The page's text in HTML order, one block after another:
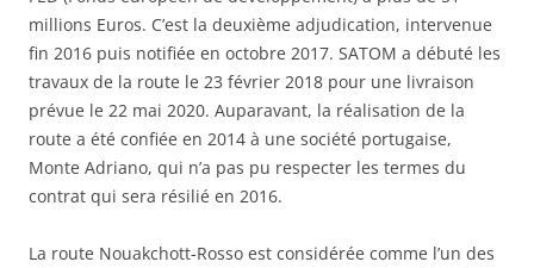
millions Euros. C’est la deuxième adjudication, intervenue
fin 2016 puis notifiée en octobre 2017. SATOM a débuté les
travaux de la route le 23 février 2018 pour une livraison
prévue le 22 mai 2020. Auparavant, la réalisation de la
route a été confiée en 2014 à une société portugaise,
Monte Adriano, qui n’a pas pu respecter les termes du
contrat qui sera résilié en 2016.
La route Nouakchott-Rosso est considérée comme l’un des